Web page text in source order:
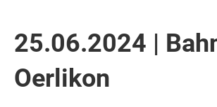
25.06.2024 |
Oerlikon